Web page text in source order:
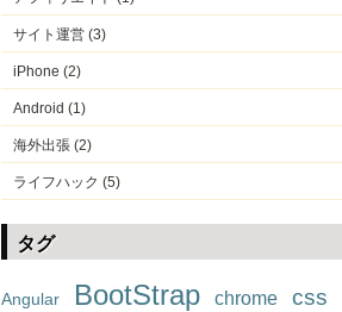
サイト運営 (3)
iPhone (2)
Android (1)
海外出張 (2)
ライフハック (5)
タグ
Angular BootStrap chrome css